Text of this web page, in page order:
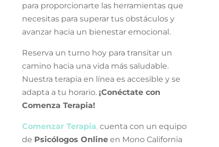
para proporcionarte las herramientas que
necesitas para superar tus obstáculos y
avanzar hacia un bienestar emocional.
Reserva un turno hoy para transitar un
camino hacia una vida más saludable.
Nuestra terapia en línea es accesible y se
adapta a tu horario. ¡Conéctate con
Comenza Terapia!
Comenzar Terapia, cuenta con un equipo
de Psicólogos Onlineen Mono California